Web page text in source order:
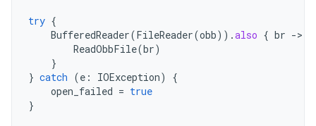
try {
BufferedReader(FileReader(obb)).also { br -
ReadObbFile(br)
}
} catch (e : IOException)
{
open_failed = true
}